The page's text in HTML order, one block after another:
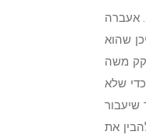
אעברה
שהוא
משה
שלא
שיעבור
את